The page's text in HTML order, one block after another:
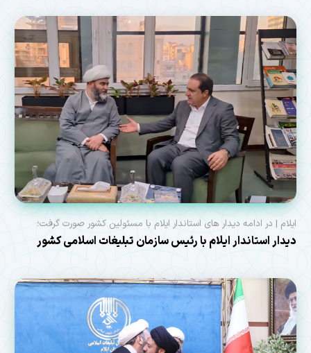
ایلام | در ادامه دیدار های استاندار ایلام با مسئولین کشور صورت گرفت؛
دیدار استاندار ایلام با رئیس سازمان تبلیغات اسلامی کشور